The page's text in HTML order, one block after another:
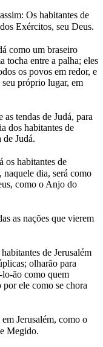
Os habitantes de
Exércitos, seu Deus.
como um braseiro
tocha entre a palha; eles
os povos em redor, e
seu próprio lugar, em
tendas de Judá, para
dos habitantes de
de Judá.
os habitantes de
naquele dia, será como
como o Anjo do
as nações que vierem
de Jerusalém
olharão para
lo-ão como quem
ele como se chora
Jerusalém, como o
Megido.